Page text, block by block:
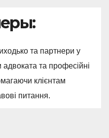
та партнери у
адвоката та професійні
клієнтам
питання.